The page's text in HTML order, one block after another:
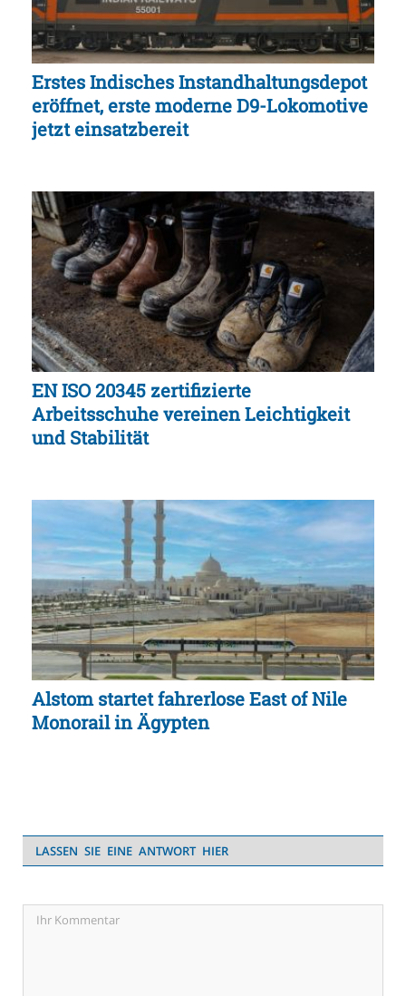
Erstes Indisches Instandhaltungsdepot
eröffnet, erste moderne D9-Lokomotive
jetzt einsatzbereit
EN ISO 20345 zertifizierte
Arbeitsschuhe vereinen Leichtigkeit
und Stabilität
Alstom startet fahrerlose East of Nile
Monorail in Ägypten
LASSEN SIE EINE ANTWORT HIER